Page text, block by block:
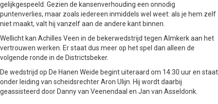
gelijkgespeeld. Gezien de kansenverhouding een onnodig
puntenverlies, maar zoals iedereen inmiddels wel weet: als je hem zelf
niet maakt, valt hij vanzelf aan de andere kant binnen.
Wellicht kan Achilles Veen in de bekerwedstrijd tegen Almkerk aan het
vertrouwen werken. Er staat dus meer op het spel dan alleen de
volgende ronde in de Districtsbeker.
De wedstrijd op De Hanen Weide begint uiteraard om 14:30 uur en staat
onder leiding van scheidsrechter Aron Ulijn. Hij wordt daarbij
geassisteerd door Danny van Veenendaal en Jan van Asseldonk.